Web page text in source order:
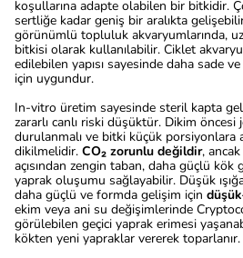
koşullarına adapte olabilen bir bitkidir.
sertliğe kadar geniş bir aralıkta
görünümlü topluluk akvaryumlarında,
bitkisi olarak kullanılabilir. Ciklet
edilebilen yapısı sayesinde daha sade
için uygundur.
In-vitro üretim sayesinde steril kapta
zararlı canlı riski düşüktür. Dikim öncesi
durulanmalı ve bitki küçük porsiyonlara
dikilmelidir. CO₂ zorunlu değildir,
açısından zengin taban, daha güçlü kök
yaprak oluşumu sağlayabilir. Düşük
daha güçlü ve formda gelişim için
ekim veya ani su değişimlerinde
görülebilen geçici yaprak erimesi
kökten yeni yapraklar vererek toparlanır.